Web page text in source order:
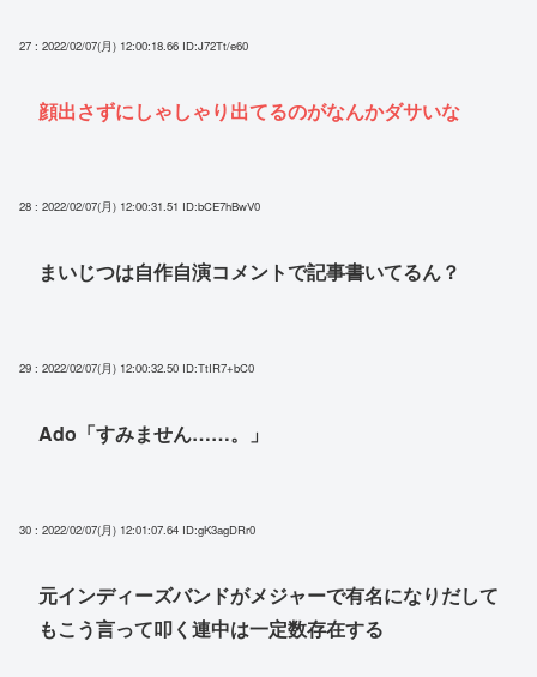
27 : 2022/02/07(月) 12:00:18.66 ID:J72Tt/e60
顔出さずにしゃしゃり出てるのがなんかダサいな
28 : 2022/02/07(月) 12:00:31.51 ID:bCE7hBwV0
まいじつは自作自演コメントで記事書いてるん？
29 : 2022/02/07(月) 12:00:32.50 ID:TtIR7+bC0
Ado「すみません……。」
30 : 2022/02/07(月) 12:01:07.64 ID:gK3agDRr0
元インディーズバンドがメジャーで有名になりだして
もこう言って叩く連中は一定数存在する